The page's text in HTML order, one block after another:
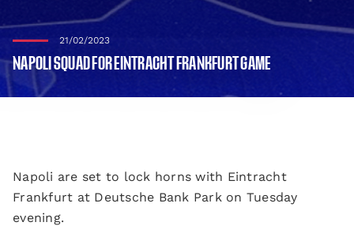
21/02/2023
NAPOLI SQUAD FOR EINTRACHT FRANKFURT GAME
Napoli are set to lock horns with Eintracht
Frankfurt at Deutsche Bank Park on Tuesday
evening.